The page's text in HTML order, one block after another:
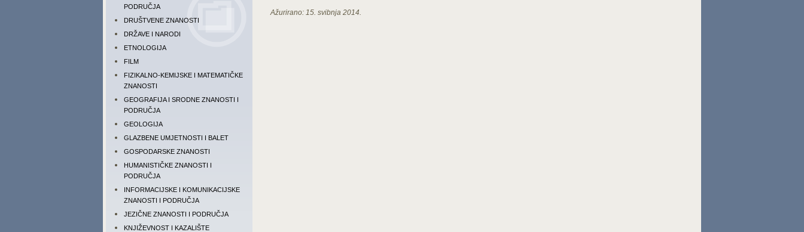
PODRUČJA
DRUŠTVENE ZNANOSTI
DRŽAVE I NARODI
ETNOLOGIJA
FILM
FIZIKALNO-KEMIJSKE I MATEMATIČKE
ZNANOSTI
GEOGRAFIJA I SRODNE ZNANOSTI I
PODRUČJA
GEOLOGIJA
GLAZBENE UMJETNOSTI I BALET
GOSPODARSKE ZNANOSTI
HUMANISTIČKE ZNANOSTI I
PODRUČJA
INFORMACIJSKE I KOMUNIKACIJSKE
ZNANOSTI I PODRUČJA
JEZIČNE ZNANOSTI I PODRUČJA
KNJIŽEVNOST I KAZALIŠTE
Ažurirano: 15. svibnja 2014.